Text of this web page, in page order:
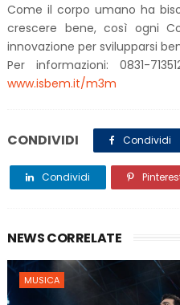
Come il corpo umano ha
crescere bene, così ogni
innovazione per svilupparsi
Per informazioni: 0831-
www.isbem.it/m3m
CONDIVIDI Condividi
Condividi
NEWS CORRELATE
MUSICA